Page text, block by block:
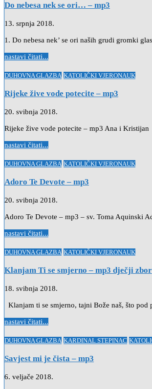
Do nebesa nek se ori… – mp3
13. srpnja 2018.
1. Do nebesa nek’ se ori naših grudi gromki
nastavi čitati...
Posted
DUHOVNA GLAZBA KATOLIČKI VJERONAUK
Rijeke žive vode potecite – mp3
20. svibnja 2018.
Rijeke žive vode potecite – mp3 Ana i
nastavi čitati...
Posted
DUHOVNA GLAZBA KATOLIČKI VJERONAUK
Adoro Te Devote – mp3
20. svibnja 2018.
Adoro Te Devote – mp3 – sv. Toma Aquinski
nastavi čitati...
Posted
DUHOVNA GLAZBA KATOLIČKI VJERONAUK
Klanjam Ti se smjerno – mp3 dječji zbor
18. svibnja 2018.
Klanjam ti se smjerno, tajni Bože naš, što
nastavi čitati...
Posted
DUHOVNA GLAZBA KARDINAL STEPINAC
Savjest mi je čista – mp3
6. veljače 2018.